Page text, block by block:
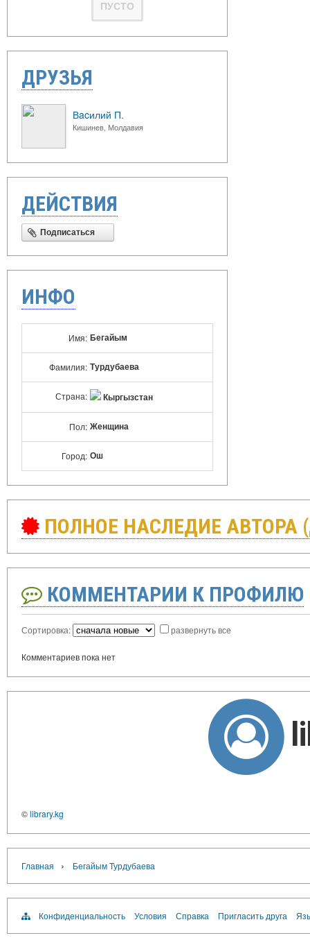
ПУСТО
ДРУЗЬЯ
Вacилий П.
Кишинев, Молдавия
ДЕЙСТВИЯ
Подписаться
ИНФО
Имя: Бегайым
Фамилия: Турдубаева
Страна: Кыргызстан
Пол: Женщина
Город: Ош
ПОЛНОЕ НАСЛЕДИЕ
КОММЕНТАРИИ К ПРОФИЛЮ
Сортировка: развернуть все
Комментариев пока нет
©library.kg
Главная › Бегайым Турдубаева
Конфиденциальность Условия Справка Пригласить друга